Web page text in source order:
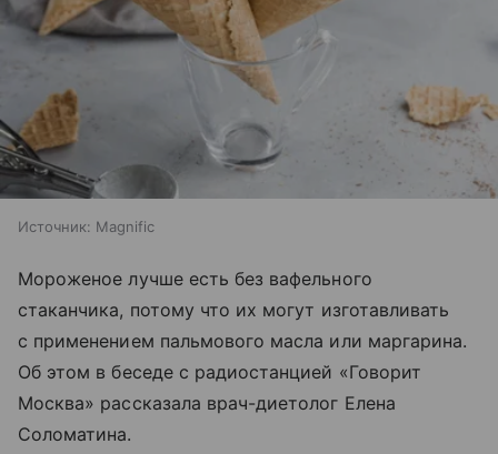
Источник: Magnific
Мороженое лучше есть без вафельного
стаканчика, потому что их могут изготавливать
с применением пальмового масла или маргарина.
Об этом в беседе с радиостанцией «Говорит
Москва» рассказала врач-диетолог Елена
Соломатина.